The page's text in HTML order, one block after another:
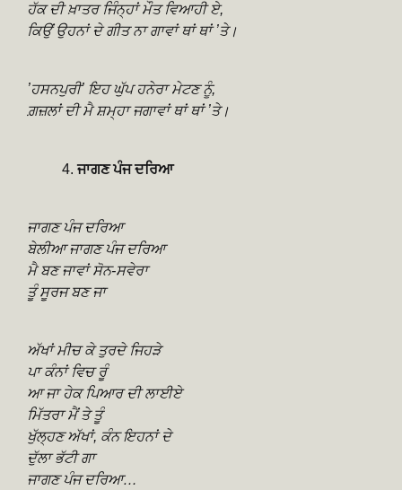
ਹੱਕ ਦੀ ਖ਼ਾਤਰ ਜਿੰਨ੍ਹਾਂ ਮੌਤ ਵਿਆਹੀ ਏ,
ਕਿਉਂ ਉਹਨਾਂ ਦੇ ਗੀਤ ਨਾ ਗਾਵਾਂ ਥਾਂ ਥਾਂ ʼਤੇ।
ʼਹਸਨਪੁਰੀʼ ਇਹ ਘੁੱਪ ਹਨੇਰਾ ਮੇਟਣ ਨੂੰ,
ਗ਼ਜ਼ਲਾਂ ਦੀ ਮੈ ਸ਼ਮ੍ਹਾ ਜਗਾਵਾਂ ਥਾਂ ਥਾਂ ʼਤੇ।
ਜਾਗਣ ਪੰਜ ਦਰਿਆ
ਜਾਗਣ ਪੰਜ ਦਰਿਆ
ਬੇਲੀਆ ਜਾਗਣ ਪੰਜ ਦਰਿਆ
ਮੈ ਬਣ ਜਾਵਾਂ ਸੋਨ-ਸਵੇਰਾ
ਤੂੰ ਸੂਰਜ ਬਣ ਜਾ
ਅੱਖਾਂ ਮੀਚ ਕੇ ਤੁਰਦੇ ਜਿਹੜੇ
ਪਾ ਕੰਨਾਂ ਵਿਚ ਰੂੰ
ਆ ਜਾ ਹੇਕ ਪਿਆਰ ਦੀ ਲਾਈਏ
ਮਿੱਤਰਾ ਮੈਂ ਤੇ ਤੂੰ
ਖੁੱਲ੍ਹਣ ਅੱਖਾਂ, ਕੰਨ ਇਹਨਾਂ ਦੇ
ਦੁੱਲਾ ਭੱਟੀ ਗਾ
ਜਾਗਣ ਪੰਜ ਦਰਿਆ…